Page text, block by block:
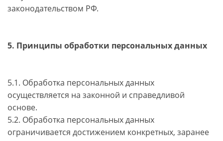
законодательством РФ.
5. Принципы обработки персональных данных
5.1. Обработка персональных данных
осуществляется на законной и справедливой
основе.
5.2. Обработка персональных данных
ограничивается достижением конкретных, заранее